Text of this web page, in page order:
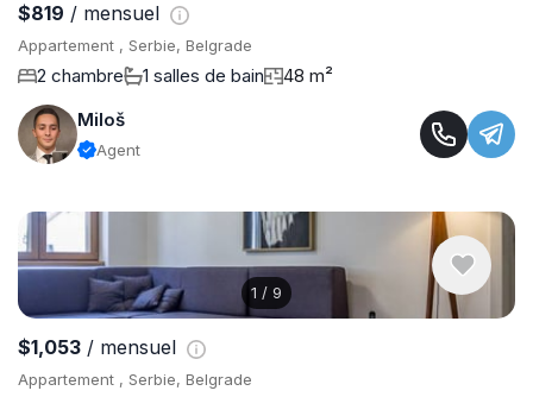
$819 / mensuel
Appartement , Serbie, Belgrade
2 chambre 1 salles de bain
48 m²
Miloš
Agent
1 / 9
$1,053 / mensuel
Appartement , Serbie, Belgrade